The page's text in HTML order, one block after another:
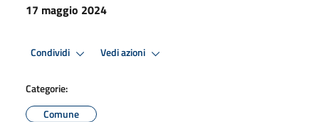
17 maggio 2024
Condividi Vedi azioni
Categorie:
Comune